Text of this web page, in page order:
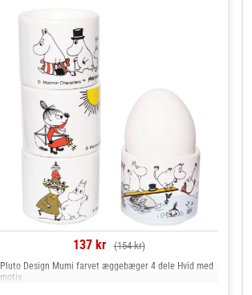
137 kr (154 kr)
Pluto Design Mumi farvet æggebæger 4 dele Hvid med
motiv